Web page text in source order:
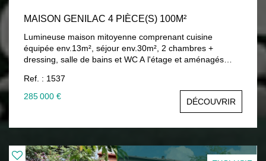
MAISON GENILAC 4 PIÈCE(S) 100M²
Lumineuse maison mitoyenne comprenant cuisine
équipée env.13m², séjour env.30m², 2 chambres +
dressing, salle de bains et WC A l'étage et aménagés
sous-sol avec belle hauteur sous plafond (env.4m), idéal
artisan ou stationnement véhicule haut type camping car
Chauffage PAC A/E (2024) Menuiseries double vitrage
autoroute à 5 minutes environ 285 000 € honoraires
TRABONA 06 82 71 10 11, agent commercial immatriculé
Ref. : 1537
285 000 €
DÉCOUVRIR